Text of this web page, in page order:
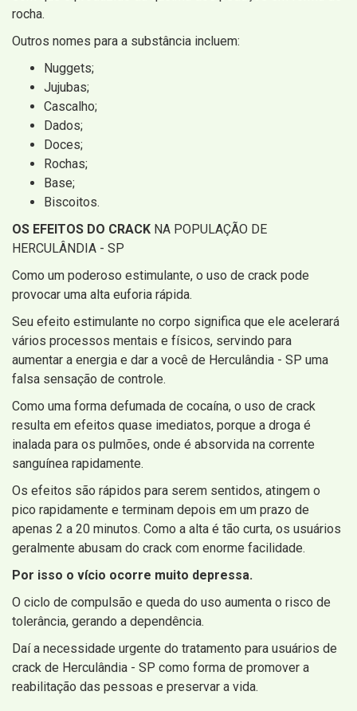
rocha.
Outros nomes para a substância incluem:
Nuggets;
Jujubas;
Cascalho;
Dados;
Doces;
Rochas;
Base;
Biscoitos.
OS EFEITOS DO CRACK NA POPULAÇÃO DE
HERCULÂNDIA - SP
Como um poderoso estimulante, o uso de crack pode
provocar uma alta euforia rápida.
Seu efeito estimulante no corpo significa que ele acelerará
vários processos mentais e físicos, servindo para
aumentar a energia e dar a você de Herculândia - SP uma
falsa sensação de controle.
Como uma forma defumada de cocaína, o uso de crack
resulta em efeitos quase imediatos, porque a droga é
inalada para os pulmões, onde é absorvida na corrente
sanguínea rapidamente.
Os efeitos são rápidos para serem sentidos, atingem o
pico rapidamente e terminam depois em um prazo de
apenas 2 a 20 minutos. Como a alta é tão curta, os usuários
geralmente abusam do crack com enorme facilidade.
Por isso o vício ocorre muito depressa.
O ciclo de compulsão e queda do uso aumenta o risco de
tolerância, gerando a dependência.
Daí a necessidade urgente do tratamento para usuários de
crack de Herculândia - SP como forma de promover a
reabilitação das pessoas e preservar a vida.